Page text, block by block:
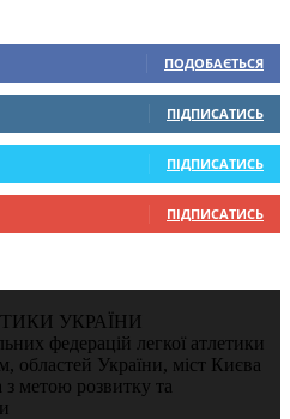
ПОДОБАЄТЬСЯ
ПІДПИСАТИСЬ
ПІДПИСАТИСЬ
ПІДПИСАТИСЬ
УКРАЇНИ
федерацій легкої атлетики
областей України, міст Києва
з метою розвитку та